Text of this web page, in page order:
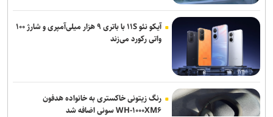
آیکو نئو ۱۱S با باتری ۹ هزار میلی‌آمپری و شارژ ۱۰۰
واتی رکورد می‌زند
رنگ زیتونی خاکستری به خانواده هدفون
WH-۱۰۰۰XM۶ سونی اضافه شد